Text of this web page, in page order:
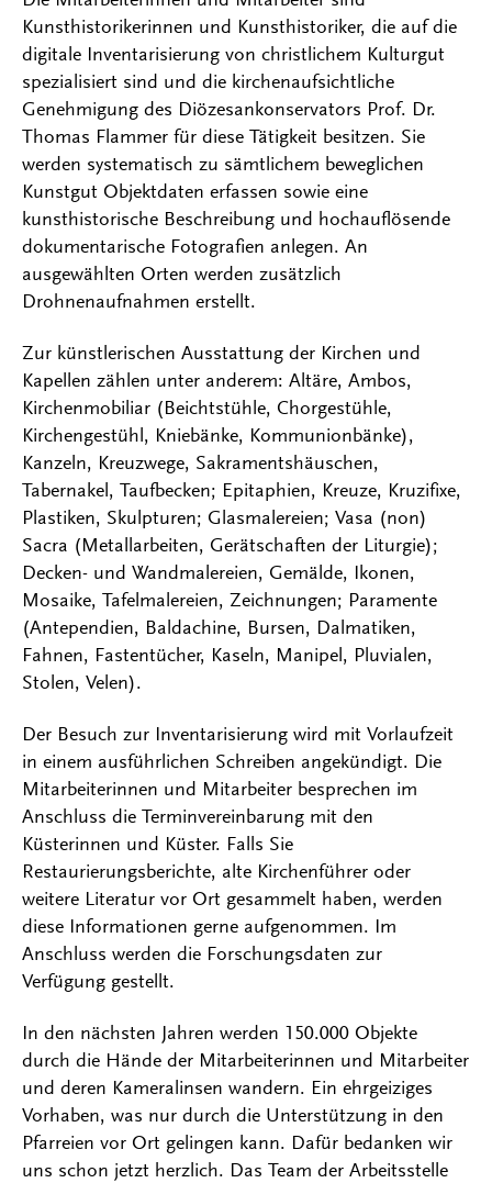
Kunsthistorikerinnen und Kunsthistoriker, die auf die
digitale Inventarisierung von christlichem Kulturgut
spezialisiert sind und die kirchenaufsichtliche
Genehmigung des Diözesankonservators Prof. Dr.
Thomas Flammer für diese Tätigkeit besitzen. Sie
werden systematisch zu sämtlichem beweglichen
Kunstgut Objektdaten erfassen sowie eine
kunsthistorische Beschreibung und hochauflösende
dokumentarische Fotografien anlegen. An
ausgewählten Orten werden zusätzlich
Drohnenaufnahmen erstellt.
Zur künstlerischen Ausstattung der Kirchen und
Kapellen zählen unter anderem: Altäre, Ambos,
Kirchenmobiliar (Beichtstühle, Chorgestühle,
Kirchengestühl, Kniebänke, Kommunionbänke),
Kanzeln, Kreuzwege, Sakramentshäuschen,
Tabernakel, Taufbecken; Epitaphien, Kreuze, Kruzifixe,
Plastiken, Skulpturen; Glasmalereien; Vasa (non)
Sacra (Metallarbeiten, Gerätschaften der Liturgie);
Decken- und Wandmalereien, Gemälde, Ikonen,
Mosaike, Tafelmalereien, Zeichnungen; Paramente
(Antependien, Baldachine, Bursen, Dalmatiken,
Fahnen, Fastentücher, Kaseln, Manipel, Pluvialen,
Stolen, Velen).
Der Besuch zur Inventarisierung wird mit Vorlaufzeit
in einem ausführlichen Schreiben angekündigt. Die
Mitarbeiterinnen und Mitarbeiter besprechen im
Anschluss die Terminvereinbarung mit den
Küsterinnen und Küster. Falls Sie
Restaurierungsberichte, alte Kirchenführer oder
weitere Literatur vor Ort gesammelt haben, werden
diese Informationen gerne aufgenommen. Im
Anschluss werden die Forschungsdaten zur
Verfügung gestellt.
In den nächsten Jahren werden 150.000 Objekte
durch die Hände der Mitarbeiterinnen und Mitarbeiter
und deren Kameralinsen wandern. Ein ehrgeiziges
Vorhaben, was nur durch die Unterstützung in den
Pfarreien vor Ort gelingen kann. Dafür bedanken wir
uns schon jetzt herzlich. Das Team der Arbeitsstelle